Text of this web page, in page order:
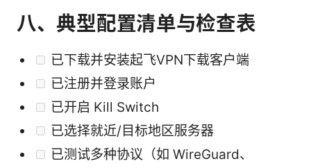
八、典型配置清单与检查表
已下载并安装起飞VPN下载客户端
已注册并登录账户
已开启 Kill Switch
已选择就近/目标地区服务器
已测试多种协议（如 WireGuard、